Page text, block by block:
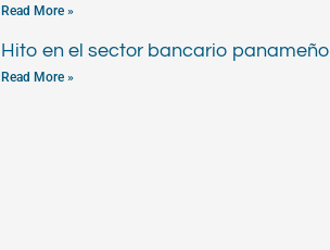
Read More »
Hito en el sector bancario panameño
Read More »